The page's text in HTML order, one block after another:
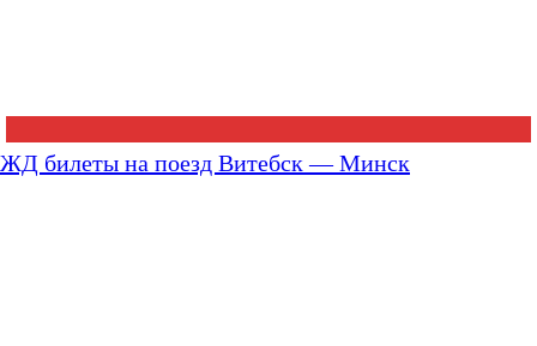
ЖД билеты на поезд Витебск — Минск